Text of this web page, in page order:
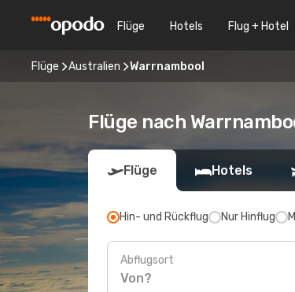
Flüge Hotels Flug + Hotel
Flüge Australien Warrnambool
Flüge nach
Flüge Hotels
Hin- und Rückflug Nur Hinflug
Abflugsort